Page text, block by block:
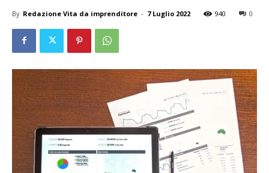
By Redazione Vita da imprenditore - 7 Luglio 2022 940 0